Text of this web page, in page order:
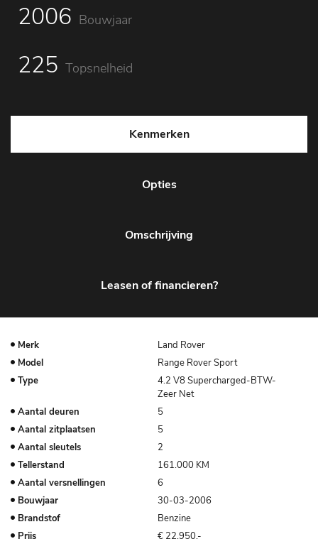
2006 Bouwjaar
225 Topsnelheid
Kenmerken
Opties
Omschrijving
Leasen of financieren?
Merk
Land Rover
Model
Range Rover Sport
Type
4.2 V8 Supercharged-BTW-
Zeer Net
Aantal deuren
5
Aantal zitplaatsen
5
Aantal sleutels
2
Tellerstand
161.000 KM
Aantal versnellingen
6
Bouwjaar
30-03-2006
Brandstof
Benzine
Prijs
€ 22.950,-